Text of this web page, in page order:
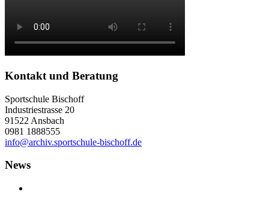
Kontakt und Beratung
Sportschule Bischoff
Industriestrasse 20
91522 Ansbach
0981 1888555
info@archiv.sportschule-bischoff.de
News